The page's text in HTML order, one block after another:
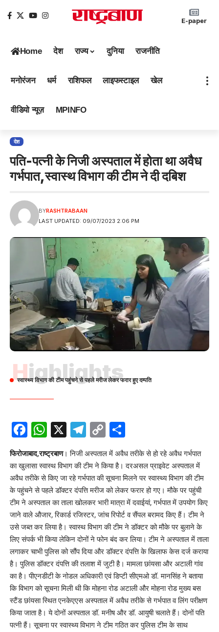
E-paper
Home देश राज्य दुनिया राजनीति
मनोरंजन धर्म राशिफल लाइफस्टाइल खेल
वीडियो न्यूज़ MPINFO
देश
पति-पत्नी के निजी अस्पताल में होता था अवैध
गर्भपात,स्वास्थ विभाग की टीम ने दी दबिश
LAST UPDATED: 09/07/2023 2:06 PM
BYRASHTRABAAN
Highlights
स्वास्थ्य विभाग की टीम पहुंचने से पहले मरीज लेकर फरार हुए दम्पति
Facebook
WhatsApp
X Telegram
Copy
Link
फिरोजाबाद,राष्ट्रबाण। निजी अस्पताल में अवैध तरीके से हो रहे अवैध गर्भपात
का खुलासा स्वास्थ विभाग की टीम ने किया है। दरअसल प्राइवेट अस्पताल में
अवैध तरीके से किए जा रहे गर्भपात की सूचना मिलने पर स्वास्थ्य विभाग की टीम
के पहुंचने से पहले डॉक्टर दंपत्ति मरीज को लेकर फरार हो गए। मौके पर पहुंची
टीम ने अस्पताल का ताला खोलकर भारी मात्रा में दवाईयां, गर्भपात में उपयोग किए
जाने वाले औजार, रिकार्ड रजिस्टर, जांच रिपोर्ट व सैंपल बरामद किए हैं। टीम ने
उसे जब्त कर लिया है। स्वास्थ विभाग की टीम ने डॉक्टर को मौके पर बुलाने के
लिए संपर्क भी किया लेकिन दोनों ने फोन बंद कर लिया। टीम ने अस्पताल में ताला
लगाकर चाभी पुलिस को सौंप दिया और डॉक्टर दंपत्ति के खिलाफ केस दर्ज कराया
है। पुलिस डॉक्टर दंपत्ति की तलाश में जुटी है। मामला छांयसा और अटाली गांव
का है। पीएनडीटी के नोडल अधिकारी एवं डिप्टी सीएमओ डॉ. मानसिंह ने बताया
कि विभाग को सूचना मिली थी कि मोहना रोड अटाली और मोहना रोड मुख्य बस
स्टैंड छांयसा स्थित एनकेएएस अस्पताल में अवैध तरीके से गर्भपात व लिंग परीक्षण
किया जाता है। ये दोनों अस्पताल डॉ. मनीष और डॉ. आयुषी चलाते हैं। दोनों पति
पत्नी हैं। सूचना पर स्वास्थ्य विभाग ने टीम गठित कर पुलिस टीम के साथ